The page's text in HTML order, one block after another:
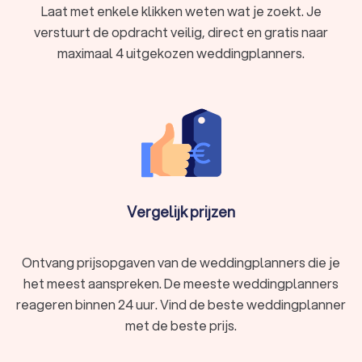
Het vinden van de beste weddingplanner in
Gemert
Het plannen van je bruiloft is een reis vol opwinding en
de perfecte weddingplanner in Gemert te vinden die voldoet
aan jouw specifieke behoeften. Vraag gratis en vrijblijvend
offertes aan bij verschillende weddingplanners in Gemert.
Hier zijn enkele tips om de perfecte match te vinden:
krijgen van eerdere werkzaamheden. Ervaring speelt een
cruciale rol bij het plannen van evenementen, en een
indrukwekkend portfolio getuigt van expertise.
Laat met enkele klikken weten wat je zoekt. Je
verstuurt de opdracht veilig, direct en gratis naar
maximaal 4 uitgekozen weddingplanners.
Vergelijk prijzen
Ontvang prijsopgaven van de weddingplanners die je
het meest aanspreken. De meeste weddingplanners
reageren binnen 24 uur. Vind de beste weddingplanner
met de beste prijs.